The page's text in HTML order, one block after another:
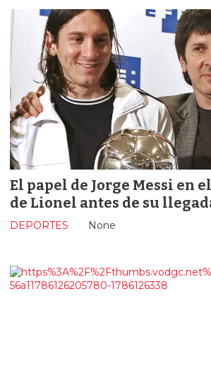
El papel de Jorge Messi en
de Lionel antes de su
None
DEPORTES